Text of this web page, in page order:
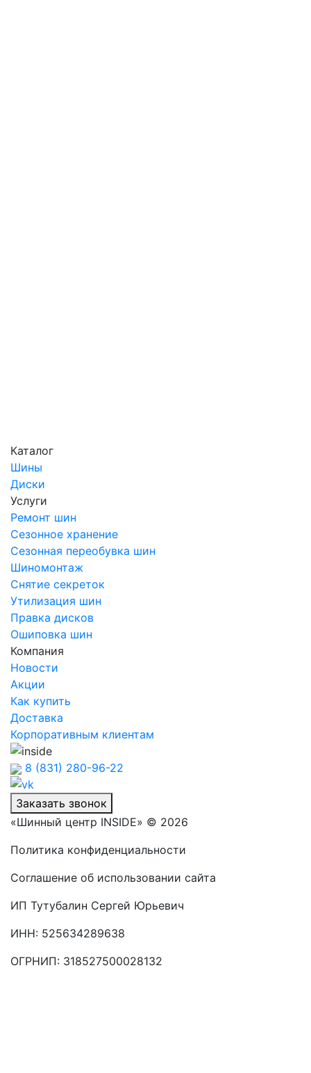
Каталог
Шины
Диски
Услуги
Ремонт шин
Сезонное хранение
Сезонная переобувка шин
Шиномонтаж
Снятие секреток
Утилизация шин
Правка дисков
Ошиповка шин
Компания
Новости
Акции
Как купить
Доставка
Корпоративным клиентам
8 (831) 280-96-22
Заказать звонок
«Шинный центр INSIDE» © 2026
Политика конфиденциальности
Соглашение об использовании сайта
ИП Тутубалин Сергей Юрьевич
ИНН: 525634289638
ОГРНИП: 318527500028132